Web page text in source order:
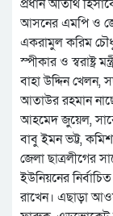
প্রধান অতিথি
আসনের এমপি ও
একরামুল করিম
স্পীকার ও স্বরাষ্ট্র
বাহা উদ্দিন
আতাউর রহমান
আহমেদ জুয়েল,
বাবু ইমন ভট্ট,
জেলা ছাত্রলীগের
ইউনিয়নের
রাখেন। এছাড়া